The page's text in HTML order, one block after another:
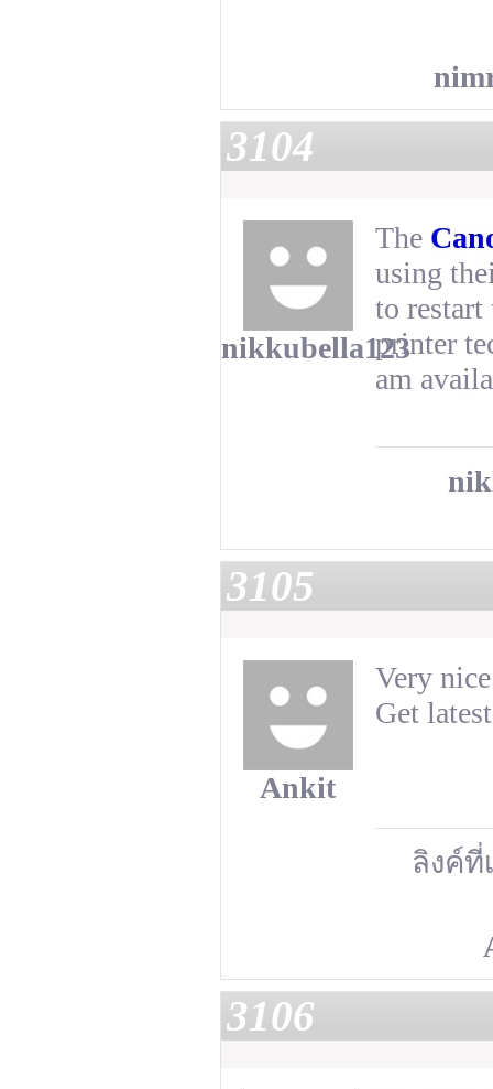
3104
nikkubella123
The
using
to restart
printer
am
3105
Ankit
Very
Get
ลิงค์ที่
3106